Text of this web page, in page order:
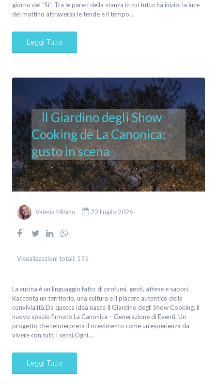
giorno del “Sì”. Tra le pareti della stanza in cui tutto ha inizio, la luce
del mattino attraversa le tende e il tempo…
Leggi Tutto
Il Giardino degli Show
Cooking de La Canonica:
gusto in scena
Valeria Milano 22 Luglio 2026
Visualizzazioni totali: 175
La cucina è un linguaggio fatto di profumi, gesti, attese e sapori.
Racconta un territorio, una cultura e il piacere autentico della
convivialità.Da questa idea nasce Il Giardino degli Show Cooking, il
nuovo spazio firmato La Canonica – Generazione di Eventi. Un
progetto che reinterpreta il ricevimento come un’esperienza da
vivere con tutti i sensi.Ogni…
Leggi Tutto